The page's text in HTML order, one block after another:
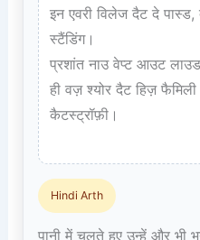
इन एवरी विलेज दैट दे
स्टैंडिंग।
प्रशांत नाउ वेप्ट आउट
ही वज़ श्योर दैट हिज़
कैटस्ट्रॉफ़ी।
Hindi Arth
पानी में चलते हुए उन्हें और भी